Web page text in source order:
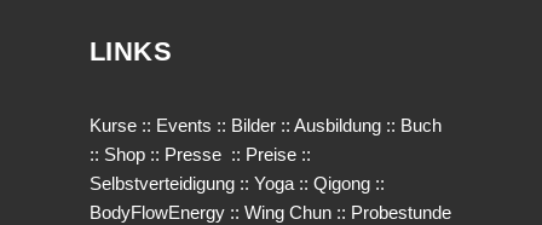
LINKS
Kurse :: Events :: Bilder :: Ausbildung :: Buch
:: Shop :: Presse :: Preise ::
Selbstverteidigung :: Yoga :: Qigong ::
BodyFlowEnergy :: Wing Chun :: Probestunde